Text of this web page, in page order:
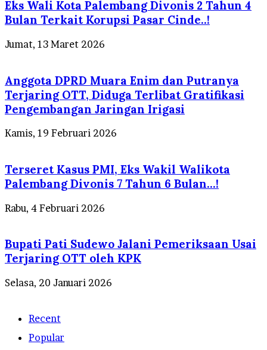
Eks Wali Kota Palembang Divonis 2 Tahun 4
Bulan Terkait Korupsi Pasar Cinde..!
Jumat, 13 Maret 2026
Anggota DPRD Muara Enim dan Putranya
Terjaring OTT, Diduga Terlibat Gratifikasi
Pengembangan Jaringan Irigasi
Kamis, 19 Februari 2026
Terseret Kasus PMI, Eks Wakil Walikota
Palembang Divonis 7 Tahun 6 Bulan…!
Rabu, 4 Februari 2026
Bupati Pati Sudewo Jalani Pemeriksaan Usai
Terjaring OTT oleh KPK
Selasa, 20 Januari 2026
Recent
Popular